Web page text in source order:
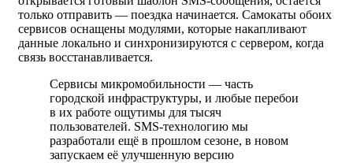
только отправить — поездка начинается. Самокаты обоих
сервисов оснащены модулями, которые накапливают
данные локально и синхронизируются с сервером, когда
связь восстанавливается.
Сервисы микромобильности — часть
городской инфраструктуры, и любые перебои
в их работе ощутимы для тысяч
пользователей. SMS-технологию мы
разработали ещё в прошлом сезоне, в новом
запускаем её улучшенную версию